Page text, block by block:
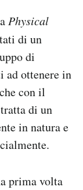
Physical
di un
di
ad ottenere in
con il
di un
in natura e
prima volta